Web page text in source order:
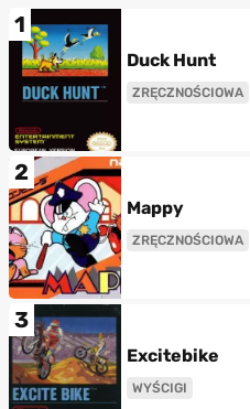
1
Duck Hunt
ZRĘCZNOŚCIOWA
2
Mappy
ZRĘCZNOŚCIOWA
3
Excitebike
WYŚCIGI